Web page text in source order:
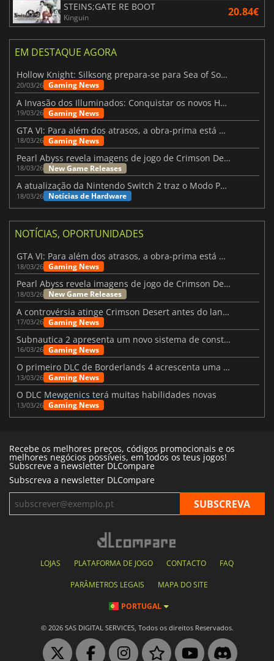
STEINS;GATE RE BOOT
Kinguin 20.84€
EM DESTAQUE AGORA
Hollow Knight: Silksong prepara-se para Sea of Sorrow com um patch
20/03/26 Gaming News
A Invasão dos Illuminados: Conquistar os novos Helldivers 2 Atualização!
19/03/26 Gaming News
GTA VI: Para além dos atrasos, a obra-prima está quase a chegar
18/03/26 Gaming News
Pearl Abyss revela imagens de jogo de Crimson Desert para a PS5
18/03/26 New Game Releases
A atualização da Nintendo Switch 2 traz o Modo Portátil aos jogos mais antigos da Switch
18/03/26 Notícias de Hardware
NOTÍCIAS, OPORTUNIDADES
GTA VI: Para além dos atrasos, a obra-prima está quase a chegar
18/03/26 Gaming News
Pearl Abyss revela imagens de jogo de Crimson Desert para a PS5
18/03/26 New Game Releases
A controvérsia atinge Crimson Desert antes do lançamento
17/03/26 Gaming News
Subnautica 2 apresenta um novo sistema de construção de bases
16/03/26 Gaming News
O primeiro DLC de Borderlands 4 acrescenta uma nova personagem e muito mais
13/03/26 Gaming News
O DLC Mewgenics terá muitas habilidades novas
13/03/26 Gaming News
Recebe os melhores preços, códigos promocionais e os
melhores negócios possíveis, em todos os teus jogos!
Subscreve a newsletter DLCompare
Subscreva a newsletter DLCompare
LOJAS PLATAFORMA DE JOGO CONTACTO FAQ
PARÂMETROS LEGAIS MAPA DO SITE
PORTUGAL
© 2026 SAS DIGITAL SERVICES, Todos os direitos Reservados.